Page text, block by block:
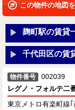
この物件の地図
麹町駅の賃貸
千代田区の賃
物件番号
002039
レグノ・フォルテ二
東京メトロ有楽町線